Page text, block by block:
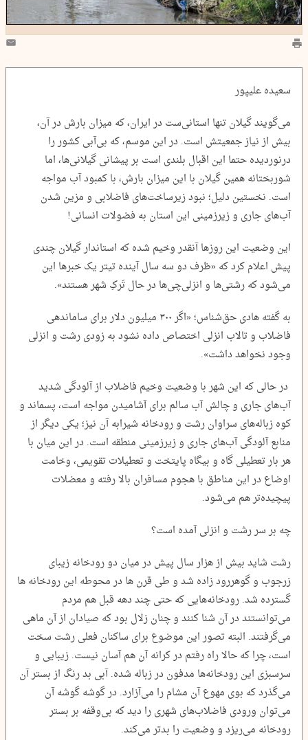
سعیده علیپور
می‌گویند گیلان تنها استانی‌ست در ایران، که میزان بارش در آن،
بیش از نیاز جمعیتش است. در این موسم، که بی‌آبی کشور را
درنوردیده حتما این اقبال بلندی است بر پیشانی گیلانی‌ها، اما
شوربختانه همین گیلان با این میزان بارش، با کمبود آب مواجه
است. نخستین دلیل؛ نبود زیرساخت‌های فاضلابی و مزین شدن
آب‌های جاری و زیرزمینی این استان به فضولات انسانی!
این وضعیت این روزها آنقدر وخیم شده که استاندار گیلان چندی
پیش اعلام کرد که «ظرف دو سه سال آینده تیتر یک خبر‌ها این
می‌شود که رشتی‌ها و انزلی‌چی‌ها در حال تَرکِ شهر هستند».
به گفته هادی حق‌شناس؛ «اگر ۳۰۰ میلیون دلار برای ساماندهی
فاضلاب و تالاب انزلی اختصاص داده نشود به زودی رشت و انزلی
وجود نخواهد داشت».
در حالی که این شهر با وضعیت وخیم فاضلاب‌ از آلودگی شدید
آب‌های جاری و چالش آب سالم برای آشامیدن مواجه است، پسماند و
کوه زباله‌های سراوان رشت و رودخانه شیرابه‌ آن نیز؛ یکی دیگر از
منابع آلودگی آب‌های جاری و زیرزمینی منطقه است. در این میان با
هر بار تعطیلی‌ گاه و بیگاه پایتخت و تعطیلات تقویمی، وخامت
اوضاع در این مناطق با هجوم مسافران بالا رفته و معضلات
پیچیده‌تر هم می‌شود.
چه بر سر رشت و انزلی آمده است؟
رشت شاید بیش از هزار سال پیش در میان دو رودخانه زیبای
زرجوب و گوهررود زاده شد و طی قرن ها در محوطه این رودخانه ها
گسترده شد. رودخانه‌هایی که حتی چند دهه قبل هم مردم
می‌توانستند در آن شنا کنند و چنان زلال بود که صیادان از آن ماهی
می‌گرفتند. البته تصور این موضوع برای ساکنان فعلی رشت سخت
است، چرا که حالا راه رفتم در کرانه آن هم آسان نیست. زیبایی و
سرسبزی این رودخانه‌ها مدفون در زباله شده. آبی بد رنگ از بستر آن
می‌گذرد که بوی مهوع آن مشام را می‌آزارد. در گوشه گوشه آن
می‌توان ورودی فاضلاب‌های شهری را دید که بی‌وقفه بر بستر
رودخانه می‌ریزد و وضعیت را بدتر می‌کند.